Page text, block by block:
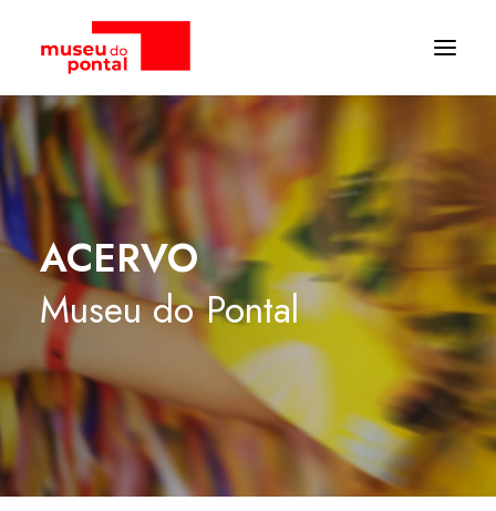
ACERVO
Museu do Pontal